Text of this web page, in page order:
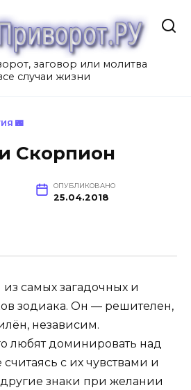
заговор или молитва
случаи жизни
🌃
Скорпион
ОПУБЛИКОВАНО
25.04.2018
самых загадочных и
зодиака. Он — решителен,
независим.
любят доминировать над
с их чувствами и
знаки при желании